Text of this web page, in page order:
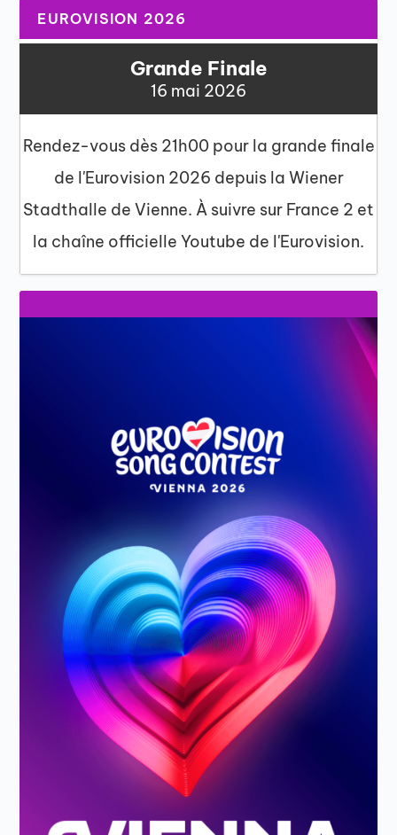
EUROVISION 2026
Grande Finale
16 mai 2026
Rendez-vous dès 21h00 pour la grande finale
de l'Eurovision 2026 depuis la Wiener
Stadthalle de Vienne. À suivre sur France 2 et
la chaîne officielle Youtube de l'Eurovision.